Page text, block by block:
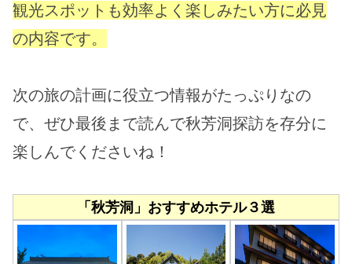
観光スポットも効率よく楽しみたい方に必見
の内容です。
次の旅の計画に役立つ情報がたっぷりなの
で、ぜひ最後まで読んで秋芳洞探訪を存分に
楽しんでくださいね！
「秋芳洞」おすすめホテル３選